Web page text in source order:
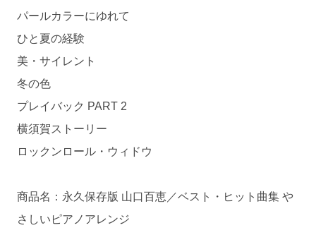
パールカラーにゆれて
ひと夏の経験
美・サイレント
冬の色
プレイバック PART 2
横須賀ストーリー
ロックンロール・ウィドウ
商品名：永久保存版 山口百恵／ベスト・ヒット曲集 や
さしいピアノアレンジ